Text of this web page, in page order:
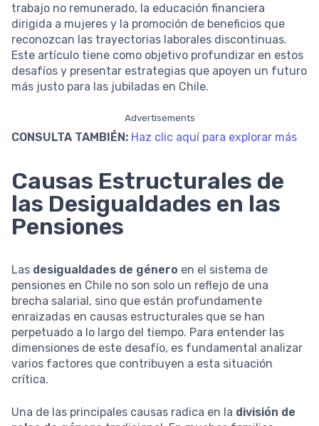
trabajo no remunerado, la educación financiera
dirigida a mujeres y la promoción de beneficios que
reconozcan las trayectorias laborales discontinuas.
Este artículo tiene como objetivo profundizar en estos
desafíos y presentar estrategias que apoyen un futuro
más justo para las jubiladas en Chile.
Advertisements
CONSULTA TAMBIÉN: Haz clic aquí para explorar más
Causas Estructurales de
las Desigualdades en las
Pensiones
Las desigualdades de género en el sistema de
pensiones en Chile no son solo un reflejo de una
brecha salarial, sino que están profundamente
enraizadas en causas estructurales que se han
perpetuado a lo largo del tiempo. Para entender las
dimensiones de este desafío, es fundamental analizar
varios factores que contribuyen a esta situación
crítica.
Una de las principales causas radica en la división de